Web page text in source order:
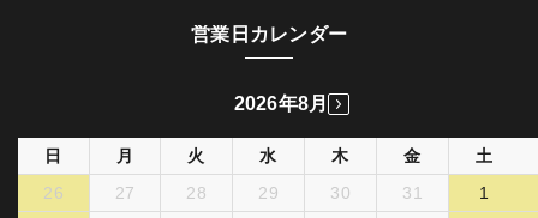
営業日カレンダー
2026年8月
日 月 火 水 木 金
土
26
27 28 29 30 31
1